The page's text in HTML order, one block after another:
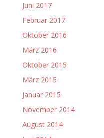
Juni 2017
Februar 2017
Oktober 2016
März 2016
Oktober 2015
März 2015
Januar 2015
November 2014
August 2014